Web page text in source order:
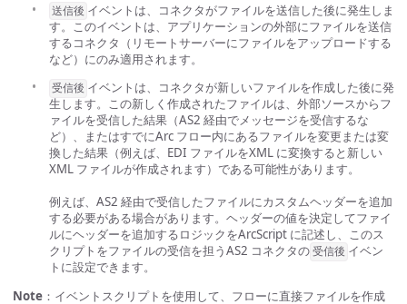
送信後 イベントは、コネクタがファイルを送信した後に発生しま
す。このイベントは、アプリケーションの外部にファイルを送信
するコネクタ（リモートサーバーにファイルをアップロードする
など）にのみ適用されます。
受信後 イベントは、コネクタが新しいファイルを作成した後に発
生します。この新しく作成されたファイルは、外部ソースからフ
ァイルを受信した結果（AS2 経由でメッセージを受信するな
ど）、またはすでにArc フロー内にあるファイルを変更または変
換した結果（例えば、EDI ファイルをXML に変換すると新しい
XML ファイルが作成されます）である可能性があります。
例えば、AS2 経由で受信したファイルにカスタムヘッダーを追加
する必要がある場合があります。ヘッダーの値を決定してファイ
ルにヘッダーを追加するロジックをArcScript に記述し、このス
クリプトをファイルの受信を担うAS2 コネクタの 受信後 イベン
トに設定できます。
Note ：イベントスクリプトを使用して、フローに直接ファイルを作成